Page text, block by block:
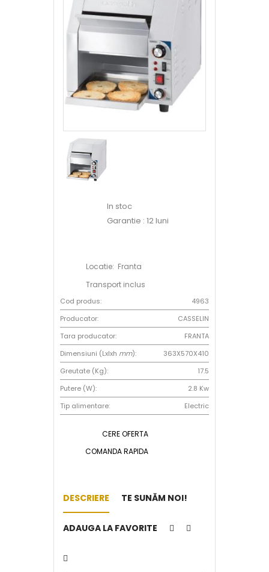
In stoc
Garantie : 12 luni
Locatie: Franta
Transport inclus
Cod produs:
4963
Producator:
CASSELIN
Tara producator:
FRANTA
Dimensiuni (Lxlxh mm):
363X570X410
Greutate (Kg):
17.5
Putere (W):
2.8 Kw
Tip alimentare:
Electric
CERE OFERTA
COMANDA RAPIDA
DESCRIERE TE SUNĂM NOI!
ADAUGA LA FAVORITE